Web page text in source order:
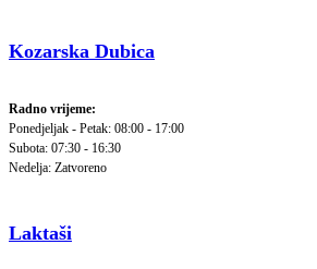
Kozarska Dubica
Radno vrijeme:
Ponedjeljak - Petak: 08:00 - 17:00
Subota: 07:30 - 16:30
Nedelja: Zatvoreno
Laktaši